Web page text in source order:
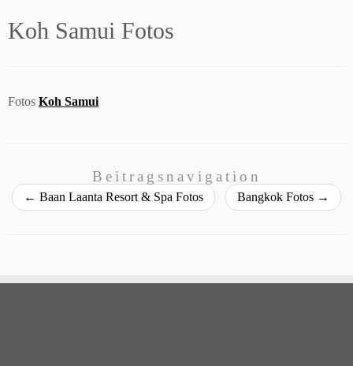
Koh Samui Fotos
Fotos Koh Samui
Beitragsnavigation
← Baan Laanta Resort & Spa Fotos Bangkok Fotos →